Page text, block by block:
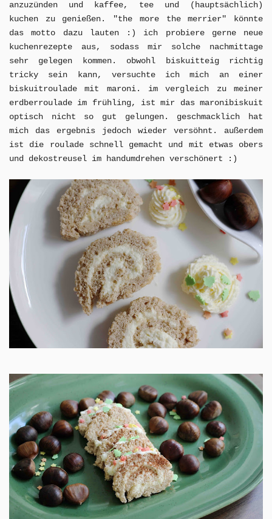
anzuzünden und kaffee, tee und (hauptsächlich)
kuchen zu genießen. "the more the merrier" könnte
das motto dazu lauten :) ich probiere gerne neue
kuchenrezepte aus, sodass mir solche nachmittage
sehr gelegen kommen. obwohl biskuitteig richtig
tricky sein kann, versuchte ich mich an einer
biskuitroulade mit maroni. im vergleich zu meiner
erdberroulade im frühling, ist mir das maronibiskuit
optisch nicht so gut gelungen. geschmacklich hat
mich das ergebnis jedoch wieder versöhnt. außerdem
ist die roulade schnell gemacht und mit etwas obers
und dekostreusel im handumdrehen verschönert :)